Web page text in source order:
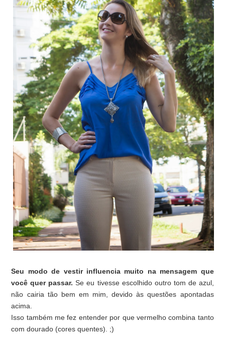
Seu modo de vestir influencia muito na mensagem que
você quer passar. Se eu tivesse escolhido outro tom de azul,
não cairia tão bem em mim, devido às questões apontadas
acima.
Isso também me fez entender por que vermelho combina tanto
com dourado (cores quentes). ;)